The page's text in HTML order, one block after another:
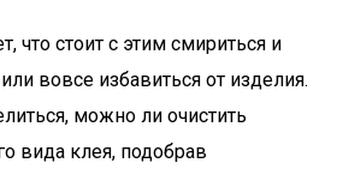
что стоит с этим смириться и
вовсе избавиться от изделия.
можно ли очистить
вида клея, подобрав